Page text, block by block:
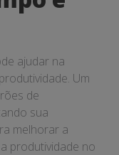
ajudar na
Um
de
sua
melhorar a
produtividade no